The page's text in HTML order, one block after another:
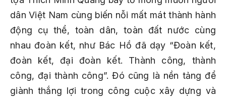
dân Việt Nam cùng biến nỗi mất mát thành hành
động cụ thể, toàn dân, toàn đất nước cùng
nhau đoàn kết, như Bác Hồ đã dạy “Đoàn kết,
đoàn kết, đại đoàn kết. Thành công, thành
công, đại thành công”. Đó cũng là nền tảng để
giành thắng lợi trong công cuộc xây dựng và